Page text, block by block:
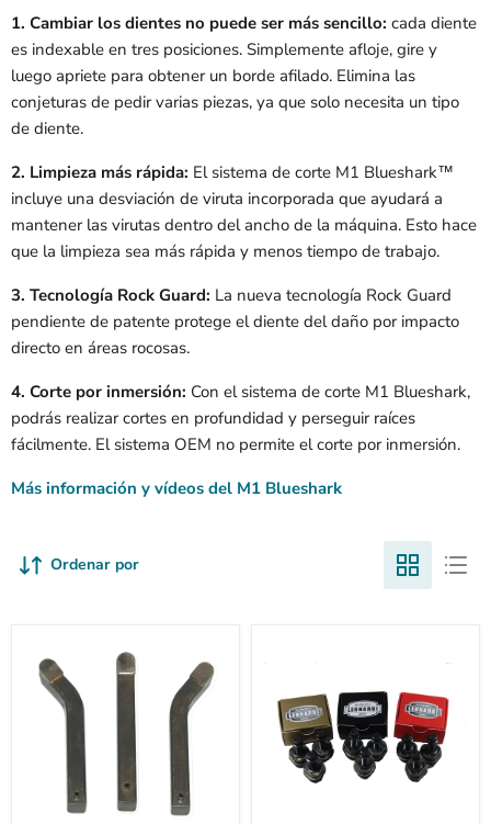
1. Cambiar los dientes no puede ser más sencillo: cada diente
es indexable en tres posiciones. Simplemente afloje, gire y
luego apriete para obtener un borde afilado. Elimina las
conjeturas de pedir varias piezas, ya que solo necesita un tipo
de diente.
2. Limpieza más rápida: El sistema de corte M1 Blueshark™
incluye una desviación de viruta incorporada que ayudará a
mantener las virutas dentro del ancho de la máquina. Esto hace
que la limpieza sea más rápida y menos tiempo de trabajo.
3. Tecnología Rock Guard: La nueva tecnología Rock Guard
pendiente de patente protege el diente del daño por impacto
directo en áreas rocosas.
4. Corte por inmersión: Con el sistema de corte M1 Blueshark,
podrás realizar cortes en profundidad y perseguir raíces
fácilmente. El sistema OEM no permite el corte por inmersión.
Más información y vídeos del M1 Blueshark
Ordenar por
Dientes
para
molinillo
Grinder
Dientes
dientes